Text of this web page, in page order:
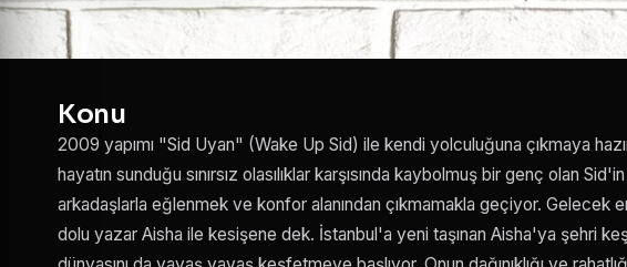
Konu
2009 yapımı "Sid Uyan" (Wake Up Sid) ile kendi yolculuğuna çıkmaya
hayatın sunduğu sınırsız olasılıklar karşısında kaybolmuş bir genç olan
arkadaşlarla eğlenmek ve konfor alanından çıkmamakla geçiyor.
dolu yazar Aisha ile kesişene dek. İstanbul'a yeni taşınan Aisha'ya şehri